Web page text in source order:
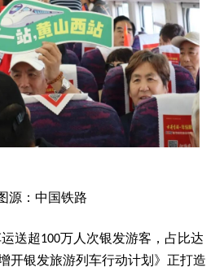
源：中国铁路
送超100万人次银发游客，占比达
开银发旅游列车行动计划》正打造